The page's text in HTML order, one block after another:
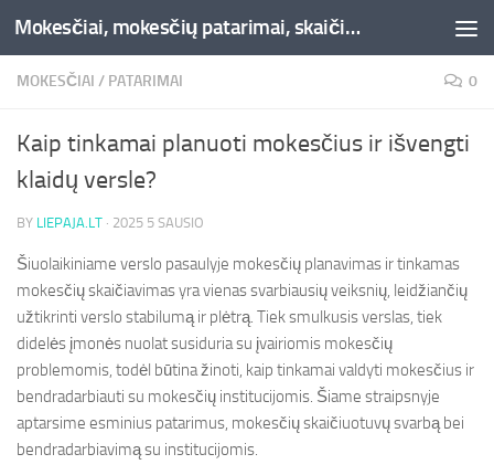
Skip to content Mokesčiai, mokesčių patarimai, skaičiuoklės, straipsniai -Liepaja.lt
MOKESČIAI / PATARIMAI 0
Kaip tinkamai planuoti mokesčius ir išvengti
klaidų versle?
BY LIEPAJA.LT · 2025 5 SAUSIO
Šiuolaikiniame verslo pasaulyje mokesčių planavimas ir tinkamas
mokesčių skaičiavimas yra vienas svarbiausių veiksnių, leidžiančių
užtikrinti verslo stabilumą ir plėtrą. Tiek smulkusis verslas, tiek
didelės įmonės nuolat susiduria su įvairiomis mokesčių
problemomis, todėl būtina žinoti, kaip tinkamai valdyti mokesčius ir
bendradarbiauti su mokesčių institucijomis. Šiame straipsnyje
aptarsime esminius patarimus, mokesčių skaičiuotuvų svarbą bei
bendradarbiavimą su institucijomis.